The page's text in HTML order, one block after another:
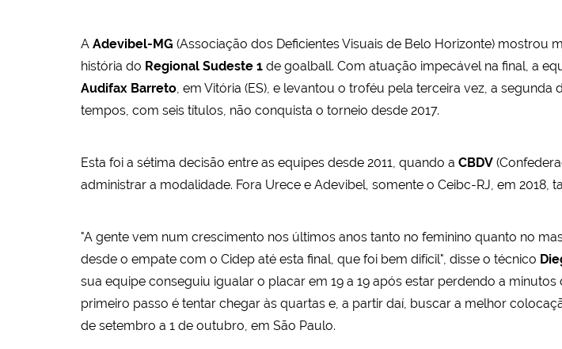
A Adevibel-MG (Associação dos Deficientes Visuais de Belo Horizonte) mostrou
história do Regional Sudeste 1 de goalball. Com atuação impecável na final, a
Audifax Barreto, em Vitória (ES), e levantou o troféu pela terceira vez, a
tempos, com seis títulos, não conquista o torneio desde 2017.
Esta foi a sétima decisão entre as equipes desde 2011, quando a CBDV
administrar a modalidade. Fora Urece e Adevibel, somente o Ceibc-RJ, em 2018,
"A gente vem num crescimento nos últimos anos tanto no feminino quanto no
desde o empate com o Cidep até esta final, que foi bem difícil", disse o técnico
sua equipe conseguiu igualar o placar em 19 a 19 após estar perdendo a
primeiro passo é tentar chegar às quartas e, a partir daí, buscar a melhor
de setembro a 1 de outubro, em São Paulo.